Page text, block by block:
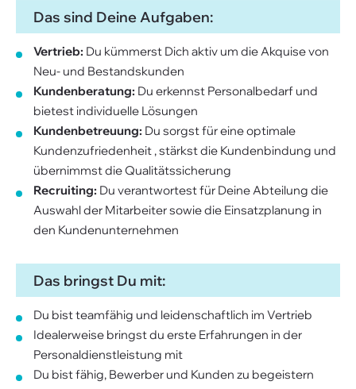
Das sind Deine Aufgaben:
Vertrieb: Du kümmerst Dich aktiv um die Akquise von
Neu- und Bestandskunden
Kundenberatung: Du erkennst Personalbedarf und
bietest individuelle Lösungen
Kundenbetreuung: Du sorgst für eine optimale
Kundenzufriedenheit , stärkst die Kundenbindung und
übernimmst die Qualitätssicherung
Recruiting: Du verantwortest für Deine Abteilung die
Auswahl der Mitarbeiter sowie die Einsatzplanung in
den Kundenunternehmen
Das bringst Du mit:
Du bist teamfähig und leidenschaftlich im Vertrieb
Idealerweise bringst du erste Erfahrungen in der
Personaldienstleistung mit
Du bist fähig, Bewerber und Kunden zu begeistern